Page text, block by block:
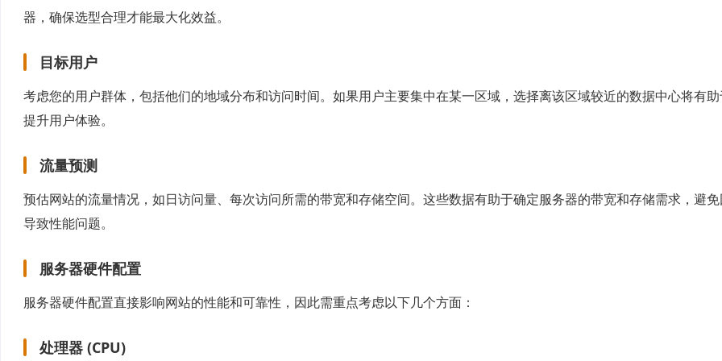
器，确保选型合理才能最大化效益。
目标用户
考虑您的用户群体，包括他们的地域分布和访问时间。如果用户主要集中在某一区域，选择离该区域较近的数据中心将有
提升用户体验。
流量预测
预估网站的流量情况，如日访问量、每次访问所需的带宽和存储空间。这些数据有助于确定服务器的带宽和存储需求，避
导致性能问题。
服务器硬件配置
服务器硬件配置直接影响网站的性能和可靠性，因此需重点考虑以下几个方面：
处理器 (CPU)